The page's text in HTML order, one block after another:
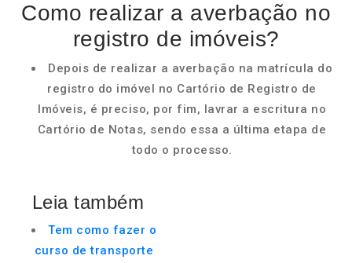
Como realizar a averbação no
registro de imóveis?
Depois de realizar a averbação na matrícula do
registro do imóvel no Cartório de Registro de
Imóveis, é preciso, por fim, lavrar a escritura no
Cartório de Notas, sendo essa a última etapa de
todo o processo.
Leia também
Tem como fazer o
curso de transporte